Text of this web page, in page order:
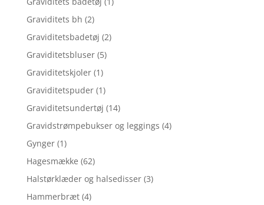
Graviditets bh (2)
Graviditetsbadetøj (2)
Graviditetsbluser (5)
Graviditetskjoler (1)
Graviditetspuder (1)
Graviditetsundertøj (14)
Gravidstrømpebukser og leggings (4)
Gynger (1)
Hagesmække (62)
Halstørklæder og halsedisser (3)
Hammerbræt (4)